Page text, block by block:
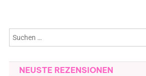
NEUSTE REZENSIONEN